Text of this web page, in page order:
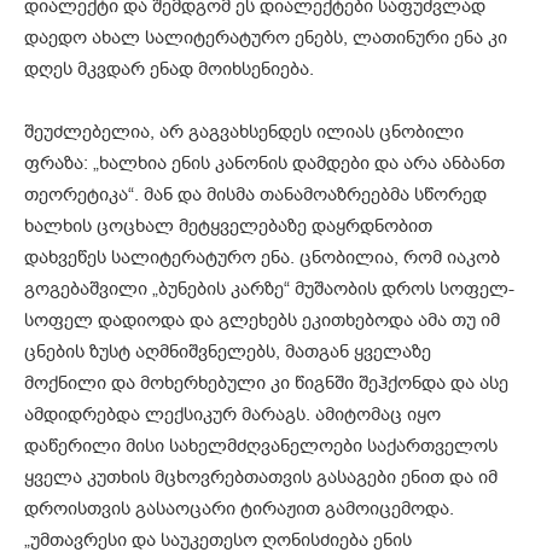
დიალექტი და შემდგომ ეს დიალექტები საფუძვლად
დაედო ახალ სალიტერატურო ენებს, ლათინური ენა კი
დღეს მკვდარ ენად მოიხსენიება.
შეუძლებელია, არ გაგვახსენდეს ილიას ცნობილი
ფრაზა: „ხალხია ენის კანონის დამდები და არა ანბანთ
თეორეტიკა“. მან და მისმა თანამოაზრეებმა სწორედ
ხალხის ცოცხალ მეტყველებაზე დაყრდნობით
დახვეწეს სალიტერატურო ენა. ცნობილია, რომ იაკობ
გოგებაშვილი „ბუნების კარზე“ მუშაობის დროს სოფელ-
სოფელ დადიოდა და გლეხებს ეკითხებოდა ამა თუ იმ
ცნების ზუსტ აღმნიშვნელებს, მათგან ყველაზე
მოქნილი და მოხერხებული კი წიგნში შეჰქონდა და ასე
ამდიდრებდა ლექსიკურ მარაგს. ამიტომაც იყო
დაწერილი მისი სახელმძღვანელოები საქართველოს
ყველა კუთხის მცხოვრებთათვის გასაგები ენით და იმ
დროისთვის გასაოცარი ტირაჟით გამოიცემოდა.
„უმთავრესი და საუკეთესო ღონისძიება ენის